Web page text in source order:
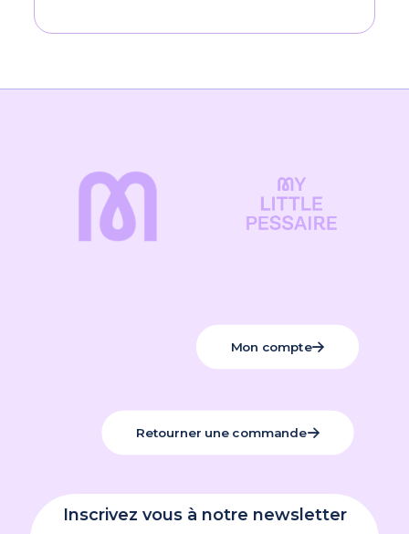
Mon compte
Retourner une commande
Inscrivez vous à notre newsletter